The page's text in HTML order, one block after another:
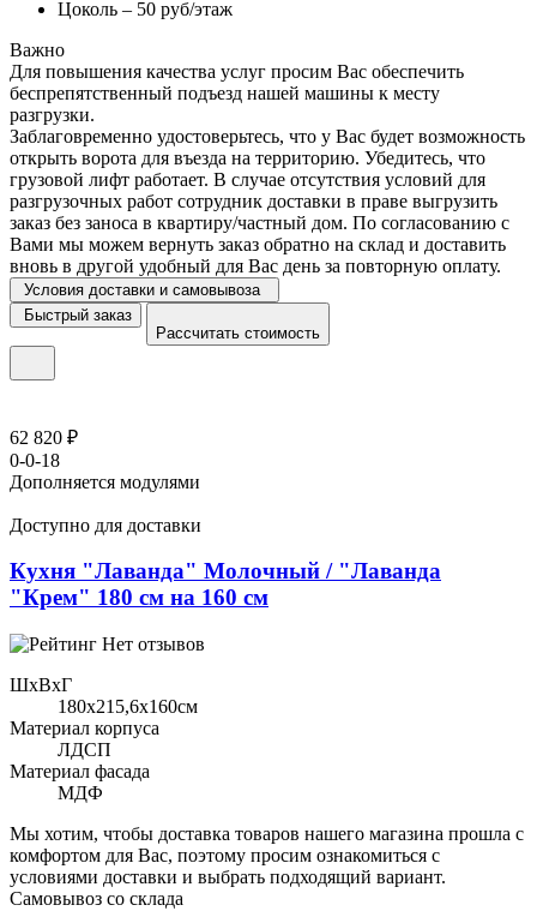
Цоколь – 50 руб/этаж
Важно
Для повышения качества услуг просим Вас обеспечить
беспрепятственный подъезд нашей машины к месту
разгрузки.
Заблаговременно удостоверьтесь, что у Вас будет возможность
открыть ворота для въезда на территорию. Убедитесь, что
грузовой лифт работает. В случае отсутствия условий для
разгрузочных работ сотрудник доставки в праве выгрузить
заказ без заноса в квартиру/частный дом. По согласованию с
Вами мы можем вернуть заказ обратно на склад и доставить
вновь в другой удобный для Вас день за повторную оплату.
Условия доставки и самовывоза
Быстрый заказ
Рассчитать стоимость
62 820 ₽
0-0-18
Дополняется модулями
Доступно для доставки
Кухня "Лаванда" Молочный / "Лаванда
"Крем" 180 см на 160 см
Нет отзывов
ШхВхГ
180x215,6х160см
Материал корпуса
ЛДСП
Материал фасада
МДФ
Мы хотим, чтобы доставка товаров нашего магазина прошла с
комфортом для Вас, поэтому просим ознакомиться с
условиями доставки и выбрать подходящий вариант.
Самовывоз со склада